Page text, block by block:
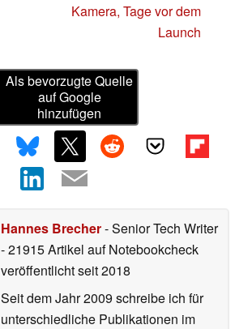
Kamera, Tage vor dem
Launch
Als bevorzugte Quelle
auf Google
hinzufügen
Hannes Brecher- Senior Tech Writer
- 21915 Artikel auf Notebookcheck
veröffentlichtseit 2018
Seit dem Jahr 2009 schreibe ich für
unterschiedliche Publikationen im